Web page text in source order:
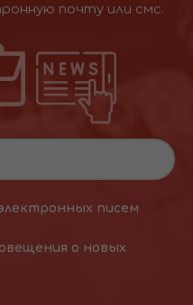
почту или смс.
писем
о новых